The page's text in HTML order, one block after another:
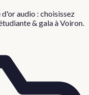
audio : choisissez
& galaàVoiron.